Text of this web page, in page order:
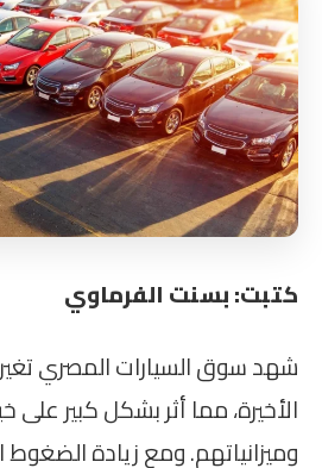
كتبت: بسنت الفرماوي
شهد سوق السيارات المصري
الأخيرة، مما أثر بشكل كبير على
وميزانياتهم. ومع زيادة